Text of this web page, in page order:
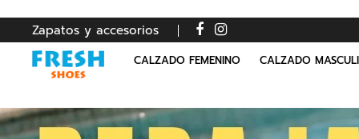
Zapatos y accesorios
CALZADO FEMENINO CALZADO